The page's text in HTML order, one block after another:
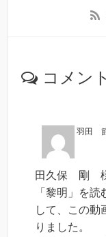
コメント
羽田
田久保 剛
「黎明」を
して、この動
りました。